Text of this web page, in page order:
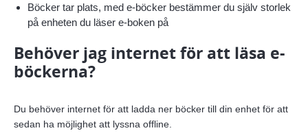
Böcker tar plats, med e-böcker bestämmer du själv storlek
på enheten du läser e-boken på
Behöver jag internet för att läsa e-
böckerna?
Du behöver internet för att ladda ner böcker till din enhet för att
sedan ha möjlighet att lyssna offline.